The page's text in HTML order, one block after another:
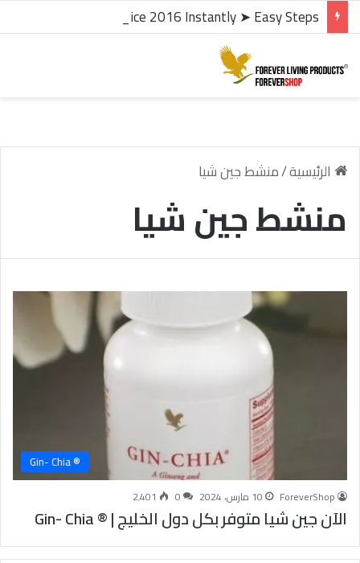
الرئيسية/منشط جين شيا
منشط جين شيا
® Gin- Chia
ForeverShop 10 مارس، 2024 0 2٬401
الآن جين شيا متوفر بكل دول الخليج | ® Gin- Chia